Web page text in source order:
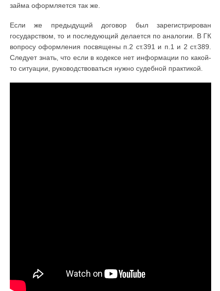
займа оформляется так же.
Если же предыдущий договор был зарегистрирован
государством, то и последующий делается по аналогии. В ГК
вопросу оформления посвящены п.2 ст.391 и п.1 и 2 ст.389.
Следует знать, что если в кодексе нет информации по какой-
то ситуации, руководствоваться нужно судебной практикой.